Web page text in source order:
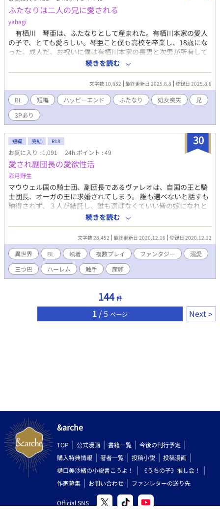
が、今度はアラン・リゥに「愛人になれ！」ととんでもないこと
を言ってきて……。
ふたなりは二人の兄に愛される
yahagi
有栖川 琴亜は、ふたなりとして産まれた。有栖川本家の愛人
の子で、とても愛らしい。琴亜こと僕も高校を卒業し、18歳にな
った。成人だ。お祝いに僕は有栖川本家の長男と次男が所有して
いるマンションに引っ越す事になった。懐かしい初恋の記憶。僕
はタツ兄ちゃんとチヨ兄ちゃんが大好きだった。再会した二人は
とんでもなく格好良くなっていて、おまけに僕を好きだと言い出
した。※ムーンライトノベルズさんにも公開しています。
続きを読む
文字数 10,652 最終更新日 2025.8.8 登録日 2025.8.8
BL 短編 ハッピーエンド ふたなり 処女喪失
兄
3Pあり
30
短編 完結 R18
お気に入り : 1,091 24h.ポイント : 49
愛され副団長の愛欲性活
彩月野生
マウウェル国の騎士団、副団長であるヴァレオは、自国の王と騎
士団長、オーガの王に求婚されてしまう。 誰も選べないと話すも
納得されず、３人が結託し、誰も選ばなくていい皆の嫁になれと
迫られて渋々受け入れてしまう。 主人公 ２８歳 副団長 ヴァレオ
柔らかな栗毛に黒の目 騎士団長を支え、王を敬愛している。 真面
目で騎士である事に誇りをもっているため、性には疎い。 騎士団
長 ３５歳 エグバート 長い赤褐色の髪に緑の目。 豪快なセック
スで言葉責め。 数多の男女を抱いてきたが、ヴァレオに夢中にな
る。 マウウェル国の王 ４３歳 アラスタス 長い金髪に青の目。
紳士的だがねちっこいセックスで感想を言わせる。 妻がいるが、
愛人を作ったため追い出した。 子供がおらずヴァレオに産ませよ
朱色の肌に黒髪。シャイで優しいが、甘えたがりで乳首を執拗に
吸う。 （誤字脱字報告不要）
続きを読む
文字数 28,452 最終更新日 2020.12.16 登録日 2020.12.12
異世界 BL 執着 複数プレイ ファンタジー
溺愛
三つ巴
ハーレム 触手 産卵
144 件
1 / 5 ページ Next
&arche
TOP 公式漫画 書籍一覧
今後の刊行予定
購入特典情報
著者一覧 投稿小説
投稿漫画
樋口美沙緒の小説書こうよ！
《うちの子》推し会！
作家募集
お問い合わせ ファンレターの送り先
Official SNS